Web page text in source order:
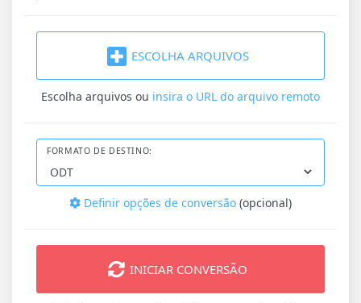
ESCOLHA ARQUIVOS
Escolha arquivos ou insira o URL do arquivo remoto
FORMATO DE DESTINO:
Definir opções de conversão (opcional)
INICIAR CONVERSÃO